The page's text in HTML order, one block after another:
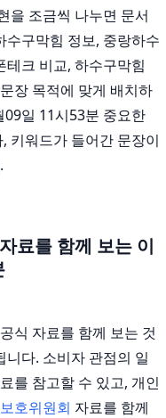
을 조금씩 나누면 문서
수구막힘 정보, 중랑하수
크 비교, 하수구막힘
장 목적에 맞게 배치하
일 11시53분 중요한
키워드가 들어간 문장이
료를 함께 보는 이
식 자료를 함께 보는 것
다. 소비자 관점의 일
를 참고할 수 있고, 개인
호위원회 자료를 함께